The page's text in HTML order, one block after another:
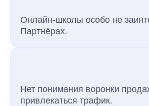
Онлайн-школы особо не
Партнёрах.
Нет понимания воронки
привлекаться трафик.